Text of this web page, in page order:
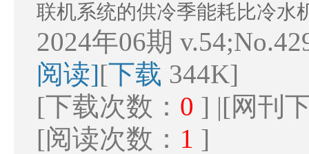
联机系统的供冷季能耗比冷水
2024年06期
阅读][下载 344K]
[下载次数： 0 ] |[网刊
[阅读次数： 1 ]